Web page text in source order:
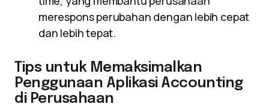
merespons perubahan dengan lebih cepat
dan lebih tepat.
Tips untuk Memaksimalkan
Penggunaan Aplikasi Accounting
di Perusahaan